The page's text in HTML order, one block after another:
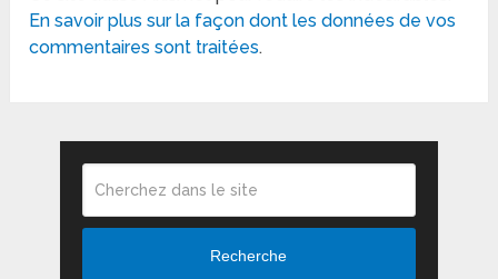
En savoir plus sur la façon dont les données de vos
commentaires sont traitées.
Recherche